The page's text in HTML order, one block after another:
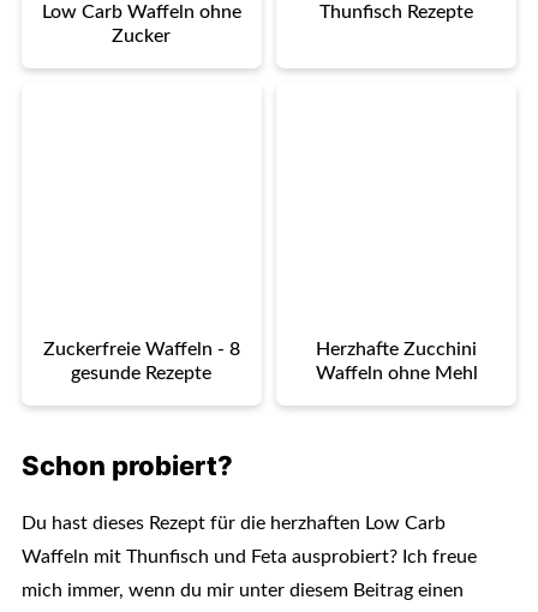
Low Carb Waffeln ohne
Zucker
Thunfisch Rezepte
Zuckerfreie Waffeln - 8
gesunde Rezepte
Herzhafte Zucchini
Waffeln ohne Mehl
Schon probiert?
Du hast dieses Rezept für die herzhaften Low Carb
Waffeln mit Thunfisch und Feta ausprobiert? Ich freue
mich immer, wenn du mir unter diesem Beitrag einen